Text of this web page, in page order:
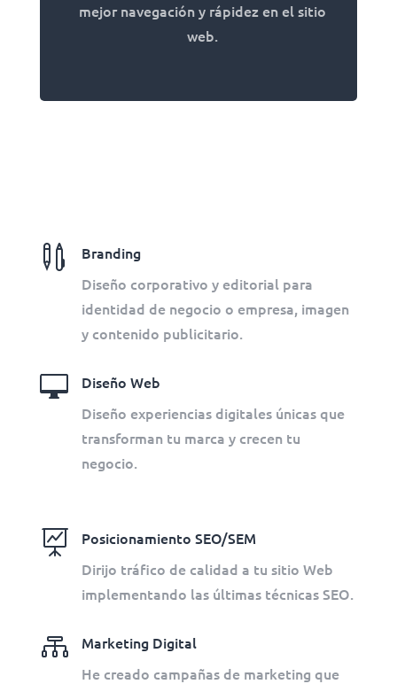
mejor navegación y rápidez en el sitio
web.

Branding
Diseño corporativo y editorial para
identidad de negocio o empresa, imagen
y contenido publicitario.

Diseño Web
Diseño experiencias digitales únicas que
transforman tu marca y crecen tu
negocio.

Posicionamiento SEO/SEM
Dirijo tráfico de calidad a tu sitio Web
implementando las últimas técnicas SEO.

Marketing Digital
He creado campañas de marketing que